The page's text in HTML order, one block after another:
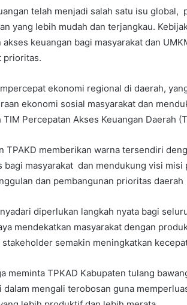
telah menjadi salah satu isu global,
yang lebih mudah dan terjangkau.
akses keuangan bagi masyarakat dan
prioritas.
ekonomi regional di daerah,
ekonomi sosial masyarakat dan
Percepatan Akses Keuangan Daerah
TPAKD memberikan warna tersendiri
bagi masyarakat dan mendukung visi
dan pembangunan prioritas daerah
diperlukan langkah nyata bagi
mendekatkan masyarakat dengan
semakin meningkatkan
meminta TPKAD Kabupaten tulang
dalam mengali terobosan guna